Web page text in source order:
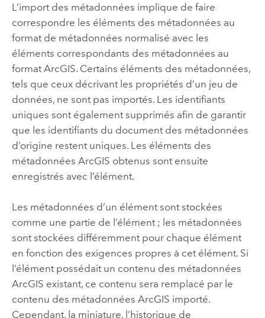
L’import des métadonnées implique de faire
correspondre les éléments des métadonnées au
format de métadonnées normalisé avec les
éléments correspondants des métadonnées au
format ArcGIS. Certains éléments des métadonnées,
tels que ceux décrivant les propriétés d’un jeu de
données, ne sont pas importés. Les identifiants
uniques sont également supprimés afin de garantir
que les identifiants du document des métadonnées
d’origine restent uniques. Les éléments des
métadonnées ArcGIS obtenus sont ensuite
enregistrés avec l’élément.
Les métadonnées d’un élément sont stockées
comme une partie de l’élément ; les métadonnées
sont stockées différemment pour chaque élément
en fonction des exigences propres à cet élément. Si
l’élément possédait un contenu des métadonnées
ArcGIS existant, ce contenu sera remplacé par le
contenu des métadonnées ArcGIS importé.
Cependant, la miniature, l’historique de